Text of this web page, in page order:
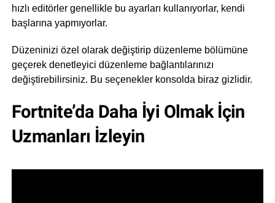
hızlı editörler genellikle bu ayarları kullanıyorlar, kendi
başlarına yapmıyorlar.
Düzeninizi özel olarak değiştirip düzenleme bölümüne
geçerek denetleyici düzenleme bağlantılarınızı
değiştirebilirsiniz. Bu seçenekler konsolda biraz gizlidir.
Fortnite’da Daha İyi Olmak İçin
Uzmanları İzleyin